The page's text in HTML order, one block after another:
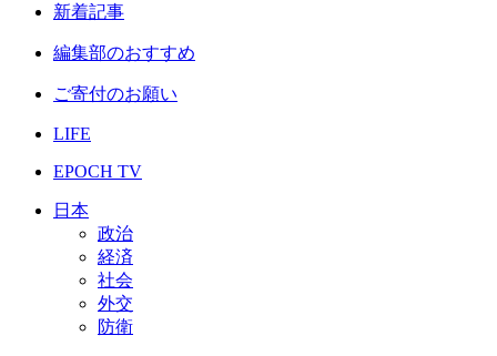
新着記事
編集部のおすすめ
ご寄付のお願い
LIFE
EPOCH TV
日本
政治
経済
社会
外交
防衛